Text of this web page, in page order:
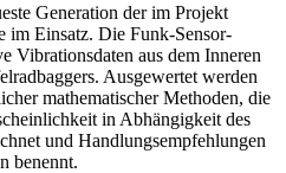
Generation der im Projekt
Einsatz. Die Funk-Sensor-
Vibrationsdaten aus dem Inneren
Ausgewertet werden
mathematischer Methoden, die
in Abhängigkeit des
und Handlungsempfehlungen
benennt.